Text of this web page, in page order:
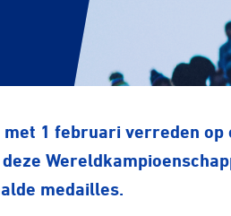
1 februari verreden op
medailles.